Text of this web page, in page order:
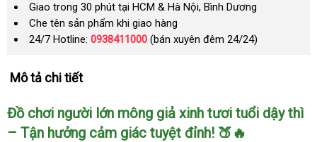
Giao trong 30 phút tại HCM & Hà Nội, Bình Dương
Che tên sản phẩm khi giao hàng
24/7 Hotline: 0938411000 (bán xuyên đêm 24/24)
Mô tả chi tiết
Đồ chơi người lớn mông giả xinh tươi tuổi dậy thì
– Tận hưởng cảm giác tuyệt đỉnh! 🍑🔥